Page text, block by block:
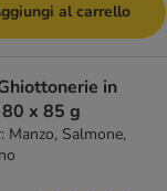
al carrello
in
x 85 g
Manzo, Salmone,